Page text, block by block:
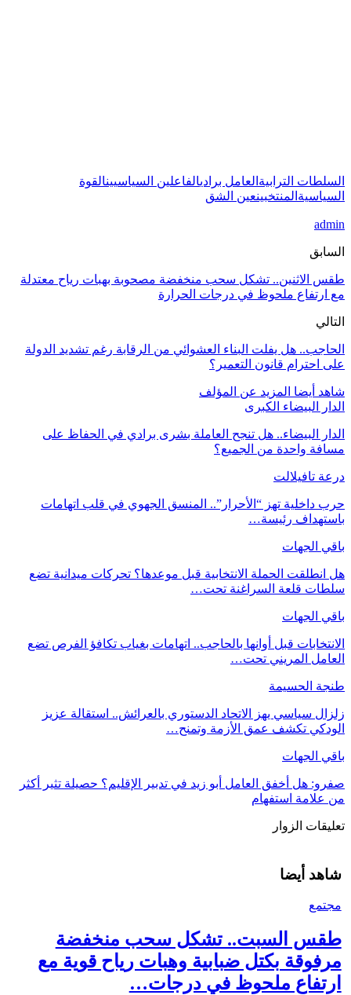
السلطات الترابية العامل براديالفاعلين السياسيينالقوة
السياسية المنتخبينعين الشق
admin
السابق
طقس الاثنين.. تشكل سحب منخفضة مصحوبة بهبات رياح معتدلة
مع ارتفاع ملحوظ في درجات الحرارة
التالي
الحاجب.. هل يفلت البناء العشوائي من الرقابة رغم تشديد الدولة
على احترام قانون التعمير؟
شاهد أيضا المزيد عن المؤلف
الدار البيضاء الكبرى
الدار البيضاء.. هل تنجح العاملة بشرى برادي في الحفاظ على
مسافة واحدة من الجميع؟
درعة تافيلالت
حرب داخلية تهز “الأحرار”.. المنسق الجهوي في قلب اتهامات
باستهداف رئيسة…
باقي الجهات
هل انطلقت الحملة الانتخابية قبل موعدها؟ تحركات ميدانية تضع
سلطات قلعة السراغنة تحت…
باقي الجهات
الانتخابات قبل أوانها بالحاجب.. اتهامات بغياب تكافؤ الفرص تضع
العامل المريني تحت…
طنجة الحسيمة
زلزال سياسي يهز الاتحاد الدستوري بالعرائش.. استقالة عزيز
الودكي تكشف عمق الأزمة وتمنح…
باقي الجهات
صفرو: هل أخفق العامل أبو زيد في تدبير الإقليم؟ حصيلة تثير أكثر
من علامة استفهام
تعليقات الزوار
شاهد أيضا
مجتمع
طقس السبت.. تشكل سحب منخفضة
مرفوقة بكتل ضبابية وهبات رياح قوية مع
ارتفاع ملحوظ في درجات…